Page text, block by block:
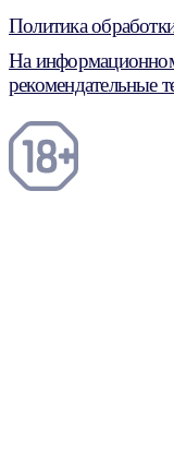
Политика
На
рекомендательные